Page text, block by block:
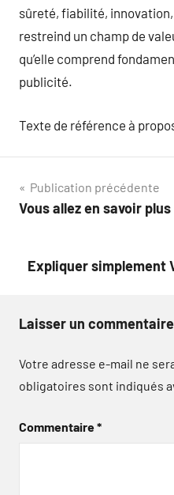
sûreté, fiabilité,
restreind un champ de
qu’elle comprend
publicité.
Texte de référence à
Navigation
de
Publication précédente
Vous allez en savoir
Expliquer simplement
Laisser un commentaire
Votre adresse e-mail ne
obligatoires sont indiqués
Commentaire*